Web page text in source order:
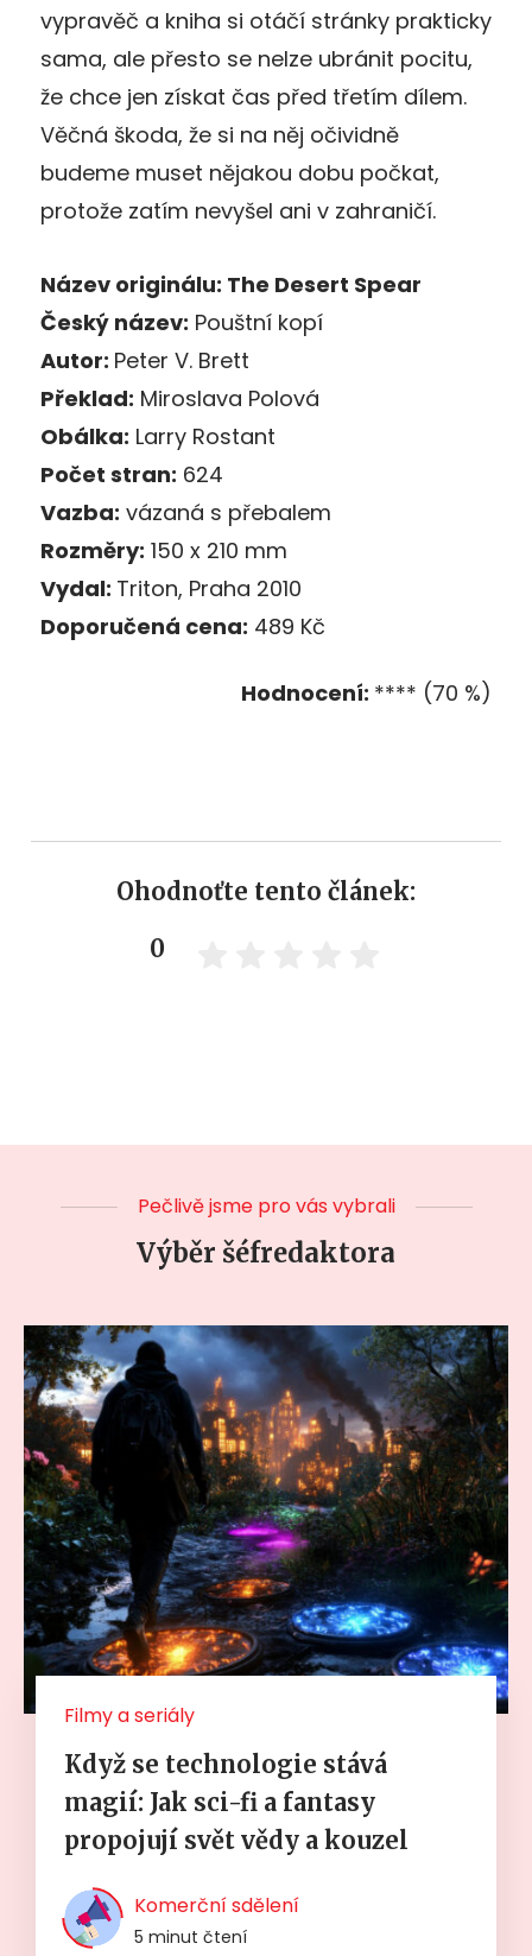
vypravěč a kniha si otáčí stránky prakticky
sama, ale přesto se nelze ubránit pocitu,
že chce jen získat čas před třetím dílem.
Věčná škoda, že si na něj očividně
budeme muset nějakou dobu počkat,
protože zatím nevyšel ani v zahraničí.
Název originálu: The Desert Spear
Český název: Pouštní kopí
Autor: Peter V. Brett
Překlad: Miroslava Polová
Obálka: Larry Rostant
Počet stran: 624
Vazba: vázaná s přebalem
Rozměry: 150 x 210 mm
Vydal: Triton, Praha 2010
Doporučená cena: 489 Kč
Hodnocení: **** (70 %)
Ohodnoťte tento článek:
0
Pečlivě jsme pro vás vybrali
Výběr šéfredaktora
Filmy a seriály
Když se technologie stává
magií: Jak sci-fi a fantasy
propojují svět vědy a kouzel
Komerční sdělení
5 minut čtení